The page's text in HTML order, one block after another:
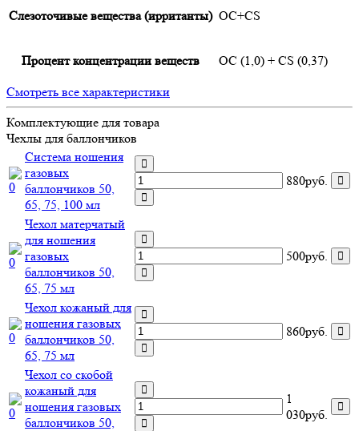
Слезоточивые вещества (ирританты) ОC+CS
Процент концентрации веществ ОС (1,0) + CS (0,37)
Смотреть все характеристики
Комплектующие для товара
Чехлы для баллончиков
Система ношения
газовых
баллончиков 50,
65, 75, 100 мл
880руб.
Чехол матерчатый
для ношения
газовых
баллончиков 50,
65, 75 мл
500руб.
Чехол кожаный для
ношения газовых
баллончиков 50,
65, 75 мл
860руб.
Чехол со скобой
кожаный для
ношения газовых
баллончиков 50,
1
030руб.